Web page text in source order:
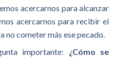
acercarnos para alcanzar
acercarnos para recibir el
cometer más ese pecado.
importante:
¿Cómo se